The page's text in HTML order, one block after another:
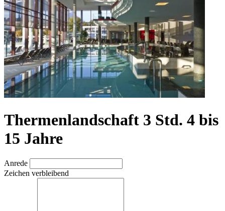
Thermenlandschaft 3 Std. 4 bis
15 Jahre
Anrede
Zeichen verbleibend